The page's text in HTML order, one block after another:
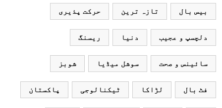
بیس بال تازہ ترین حرکت پذیری
دلچسپ و عجیب دنیا ریسنگ
سائینس و صحت سوشل میڈیا شوبز
فٹ بال لڑاکا ٹیکنالوجی پاکستان